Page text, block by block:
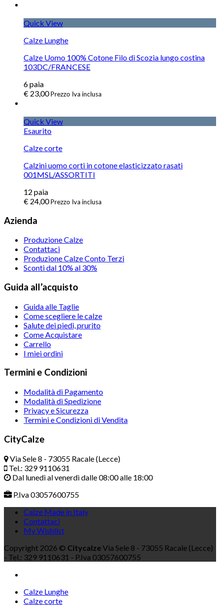
Quick View
Calze Lunghe
Calze Uomo 100% Cotone Filo di Scozia lungo costina
103DC/FRANCESE
6paia
€ 23,00Prezzo Iva inclusa
Quick View
Esaurito
Calze corte
Calzini uomo corti in cotone elasticizzato rasati
001MSL/ASSORTITI
12 paia
€ 24,00Prezzo Iva inclusa
Azienda
Produzione Calze
Contattaci
Produzione Calze Conto Terzi
Sconti dal 10% al 30%
Guida all’acquisto
Guida alle Taglie
Come scegliere le calze
Salute dei piedi, prurito
Come Acquistare
Carrello
I miei ordini
Termini e Condizioni
Modalità di Pagamento
Modalità di Spedizione
Privacy e Sicurezza
Termini e Condizioni di Vendita
CityCalze
Via Sele 8 - 73055 Racale (Lecce)
Tel.: 329 9110631
Dal lunedì al venerdì dalle 08:00 alle 18:00
P.Iva 03057600755
Calze Made in Italy
Contattaci
My Wishlist
Copyright 2026 © CitycalzeVia Sele 8 - 73055 Racale (Lecce)
- Tel.: 329 9110631 - P.Iva 03057600755
Calze Lunghe
Calze corte